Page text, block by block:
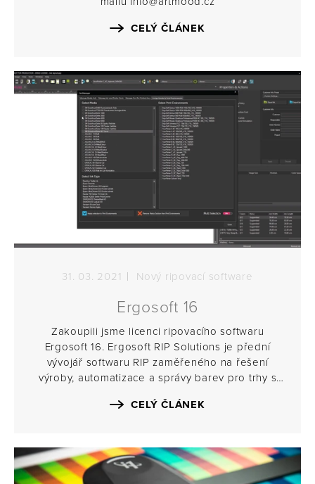
CELÝ ČLÁNEK
31. 03. 2021 Nový ripovací software
Ergosoft 16
Zakoupili jsme licenci ripovacího softwaru
Ergosoft 16. Ergosoft RIP Solutions je přední
vývojář softwaru RIP zaměřeného na řešení
výroby, automatizace a správy barev pro trhy s
širokoformátovým, velkoformátovým a
CELÝ ČLÁNEK